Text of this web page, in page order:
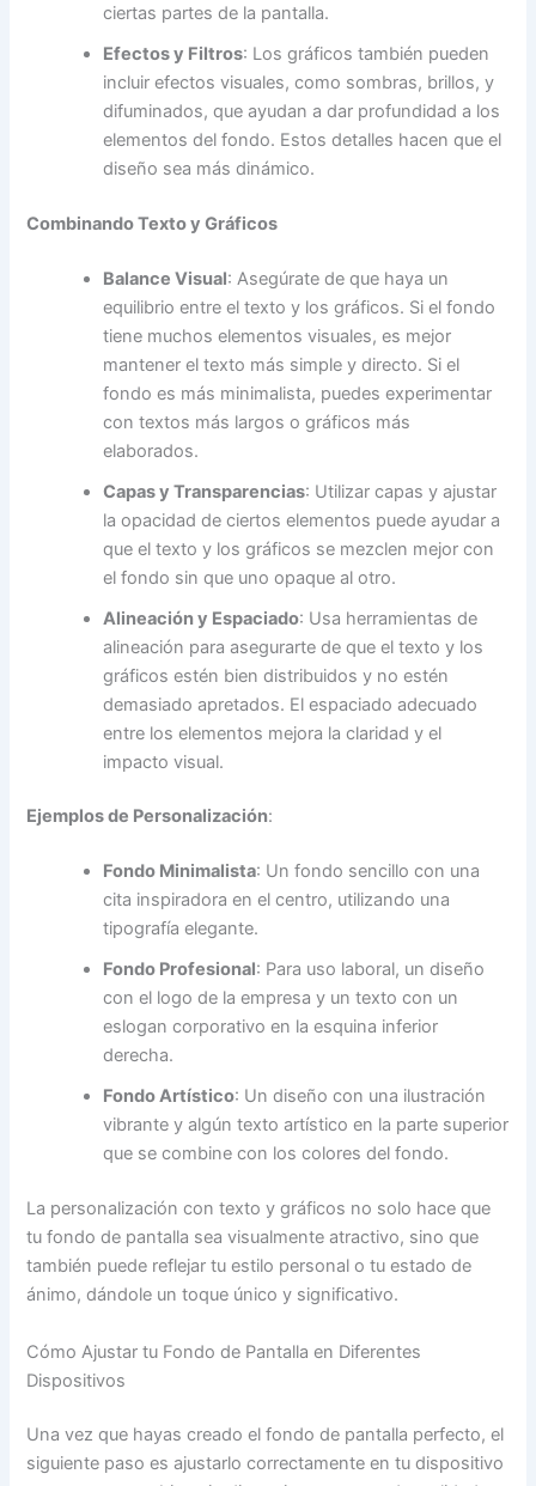
ciertas partes de la pantalla.
Efectos y Filtros: Los gráficos también pueden
incluir efectos visuales, como sombras, brillos, y
difuminados, que ayudan a dar profundidad a los
elementos del fondo. Estos detalles hacen que el
diseño sea más dinámico.
Combinando Texto y Gráficos
Balance Visual: Asegúrate de que haya un
equilibrio entre el texto y los gráficos. Si el fondo
tiene muchos elementos visuales, es mejor
mantener el texto más simple y directo. Si el
fondo es más minimalista, puedes experimentar
con textos más largos o gráficos más
elaborados.
Capas y Transparencias: Utilizar capas y ajustar
la opacidad de ciertos elementos puede ayudar a
que el texto y los gráficos se mezclen mejor con
el fondo sin que uno opaque al otro.
Alineación y Espaciado: Usa herramientas de
alineación para asegurarte de que el texto y los
gráficos estén bien distribuidos y no estén
demasiado apretados. El espaciado adecuado
entre los elementos mejora la claridad y el
impacto visual.
Ejemplos de Personalización:
Fondo Minimalista: Un fondo sencillo con una
cita inspiradora en el centro, utilizando una
tipografía elegante.
Fondo Profesional: Para uso laboral, un diseño
con el logo de la empresa y un texto con un
eslogan corporativo en la esquina inferior
derecha.
Fondo Artístico: Un diseño con una ilustración
vibrante y algún texto artístico en la parte superior
que se combine con los colores del fondo.
La personalización con texto y gráficos no solo hace que
tu fondo de pantalla sea visualmente atractivo, sino que
también puede reflejar tu estilo personal o tu estado de
ánimo, dándole un toque único y significativo.
Cómo Ajustar tu Fondo de Pantalla en Diferentes
Dispositivos
Una vez que hayas creado el fondo de pantalla perfecto, el
siguiente paso es ajustarlo correctamente en tu dispositivo